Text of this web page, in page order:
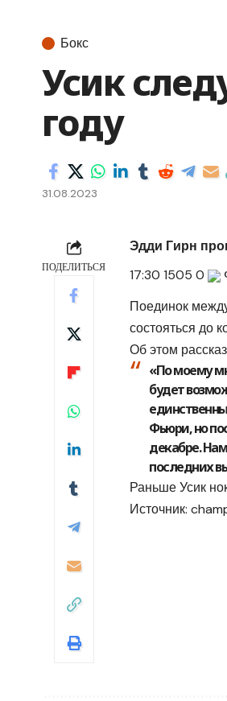
Бокс
Усик
году
31.08.2023
ПОДЕЛИТЬСЯ
Эдди Гирн
17:30 1505 0
Поединок
состояться до
Об этом
«По моему
будет
Фьюри, но
декабре.
последних
Раньше Усик
Источник: